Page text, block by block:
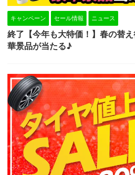
キャンペーン セール情報 ニュース
終了【今年も大特価！】春の替
華景品が当たる♪